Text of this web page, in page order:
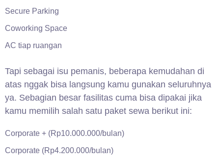
Secure Parking
Coworking Space
AC tiap ruangan
Tapi sebagai isu pemanis, beberapa kemudahan di
atas nggak bisa langsung kamu gunakan seluruhnya
ya. Sebagian besar fasilitas cuma bisa dipakai jika
kamu memilih salah satu paket sewa berikut ini:
Corporate + (Rp10.000.000/bulan)
Corporate (Rp4.200.000/bulan)